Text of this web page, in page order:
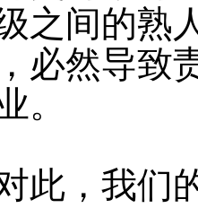
级之间的
必然导致
。
，我们的